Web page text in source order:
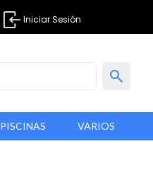
Iniciar Sesión
PISCINAS VARIOS